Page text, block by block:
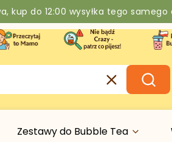
kup do 12:00 wysyłka tego samego
-50% na wybrane produkty
WyczyśćSzukaj
Zestawy do Bubble Tea